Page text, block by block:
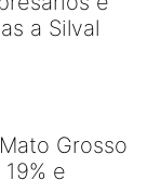
a Silval
Grosso
e